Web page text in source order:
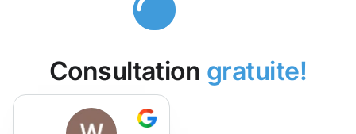
Consultation gratuite!